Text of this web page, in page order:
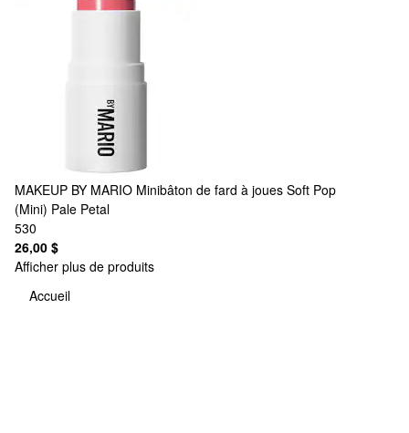
MAKEUP BY MARIO Minibâton de fard à joues Soft Pop
(Mini) Pale Petal
530
26,00 $
Afficher plus de produits
Accueil